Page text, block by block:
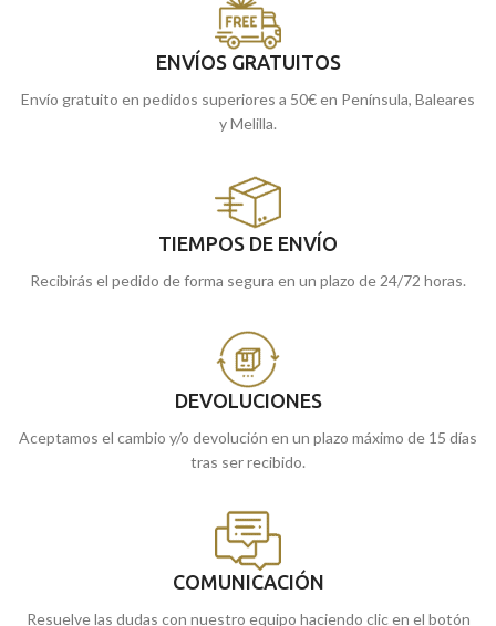
ENVÍOS GRATUITOS
Envío gratuito en pedidos superiores a 50€ en Península, Baleares
y Melilla.
TIEMPOS DE ENVÍO
Recibirás el pedido de forma segura en un plazo de 24/72 horas.
DEVOLUCIONES
Aceptamos el cambio y/o devolución en un plazo máximo de 15 días
tras ser recibido.
COMUNICACIÓN
Resuelve las dudas con nuestro equipo haciendo clic en el botón